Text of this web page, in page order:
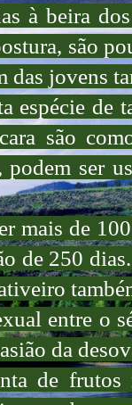
à beira
são
das jovens
espécie de
são
podem ser
mais de
de 250
entre o
da
de frutos